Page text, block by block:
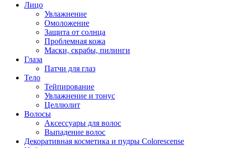
Лицо
Увлажнение
Омоложение
Защита от солнца
Проблемная кожа
Маски, скрабы, пилинги
Глаза
Патчи для глаз
Тело
Тейпирование
Увлажнение и тонус
Целлюлит
Волосы
Аксессуары для волос
Выпадение волос
Декоративная косметика и пудры Colorescense